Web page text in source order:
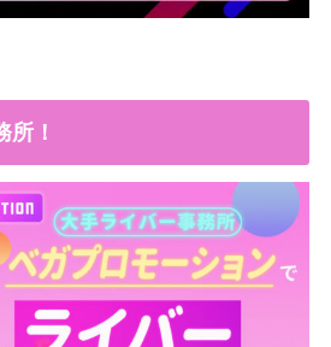
所！